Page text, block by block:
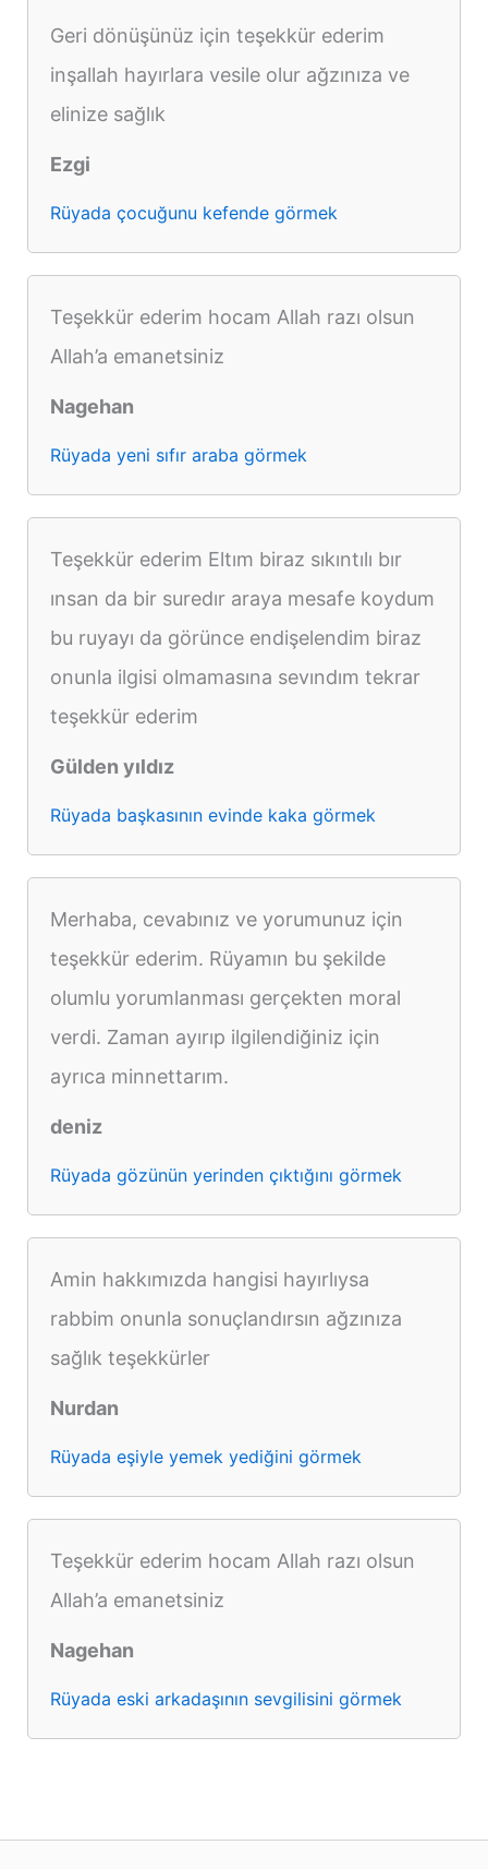
Geri dönüşünüz için teşekkür ederim
inşallah hayırlara vesile olur ağzınıza ve
elinize sağlık
Ezgi
Rüyada çocuğunu kefende görmek
Teşekkür ederim hocam Allah razı olsun
Allah’a emanetsiniz
Nagehan
Rüyada yeni sıfır araba görmek
Teşekkür ederim Eltım biraz sıkıntılı bır
ınsan da bir suredır araya mesafe koydum
bu ruyayı da görünce endişelendim biraz
onunla ilgisi olmamasına sevındım tekrar
teşekkür ederim
Gülden yıldız
Rüyada başkasının evinde kaka görmek
Merhaba, cevabınız ve yorumunuz için
teşekkür ederim. Rüyamın bu şekilde
olumlu yorumlanması gerçekten moral
verdi. Zaman ayırıp ilgilendiğiniz için
ayrıca minnettarım.
deniz
Rüyada gözünün yerinden çıktığını görmek
Amin hakkımızda hangisi hayırlıysa
rabbim onunla sonuçlandırsın ağzınıza
sağlık teşekkürler
Nurdan
Rüyada eşiyle yemek yediğini görmek
Teşekkür ederim hocam Allah razı olsun
Allah’a emanetsiniz
Nagehan
Rüyada eski arkadaşının sevgilisini görmek